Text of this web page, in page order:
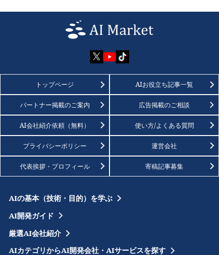
トップページ AIお役立ち記事一覧
パートナー掲載のご案内 広告掲載のご相談
AI会社紹介依頼（無料） 使い方/よくある質問
プライバシーポリシー 運営会社
代表挨拶・プロフィール 寄稿記事募集
AIの基本（技術・目的）を学ぶ
AI開発ガイド
厳選AI会社紹介
AIカテゴリからAI開発会社・AIサービスを探す